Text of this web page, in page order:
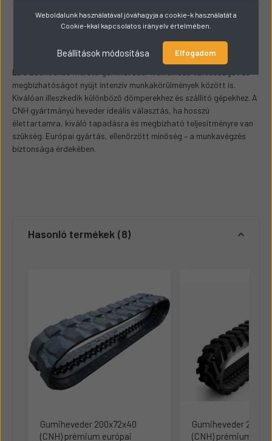
Leírás és Paraméterek
Ez a 200x96x30 méretű gumiheveder kiemelkedő tartósságot és
megbízhatóságot nyújt intenzív munkakörülmények között is.
Kiválóan illeszkedik különböző dömperekhez és szállító gépekhez. A
CNH gyártmányú heveder ideális választás, ha hosszú
élettartamra, kiváló tapadásra és megbízható teljesítményre van
szükség. Európai gyártás, ellenőrzött minőség – a munkavégzés
biztonsága érdekében.
Hasonló termékek 8
Gumiheveder 200x72x40
(CNH) prémium európai
Gumiheveder
(CNH) prémium
Weboldalunk használatával jóváhagyja a cookie-k használatát a
Cookie-kkal kapcsolatos irányelv értelmében.
Beállítások módosítása Elfogadom